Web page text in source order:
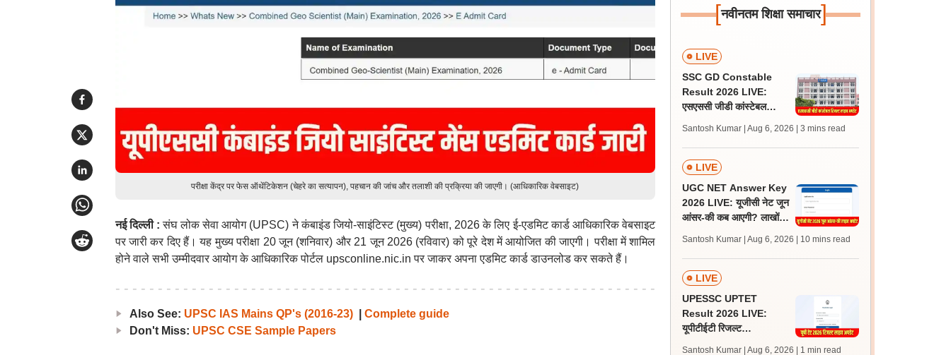
परीक्षा केंद्र पर फेस ऑथेंटिकेशन (चेहरे का सत्यापन), पहचान की जांच और तलाशी की प्रक्रिया की जाएगी। (आधिकारिक वेबसाइट)
नई दिल्ली : संघ लोक सेवा आयोग (UPSC) ने कंबाइंड जियो-साइंटिस्ट (मुख्य) परीक्षा, 2026 के लिए ई-एडमिट कार्ड आधिकारिक वेबसाइट
पर जारी कर दिए हैं। यह मुख्य परीक्षा 20 जून (शनिवार) और 21 जून 2026 (रविवार) को पूरे देश में आयोजित की जाएगी। परीक्षा में शामिल
होने वाले सभी उम्मीदवार आयोग के आधिकारिक पोर्टल upsconline.nic.in पर जाकर अपना एडमिट कार्ड डाउनलोड कर सकते हैं।
Also See: UPSC IAS Mains QP's (2016-23)| Complete guide
Don't Miss: UPSC CSE Sample Papers
[नवीनतम शिक्षा समाचार]
LIVE
SSC GD Constable
Result 2026 LIVE:
एसएससी जीडी कांस्टेबल
लेटेस्ट अपडेट, स्कोरकार्ड लिंक
Santosh Kumar | Aug 6, 2026 | 3 mins read
LIVE
UGC NET Answer Key
2026 LIVE: यूजीसी नेट जून
आंसर-की कब आएगी? लाखों
Santosh Kumar | Aug 6, 2026 | 10 mins read
LIVE
UPESSC UPTET
Result 2026 LIVE:
यूपीटीईटी रिजल्ट
Santosh Kumar | Aug 6, 2026 | 1 min read